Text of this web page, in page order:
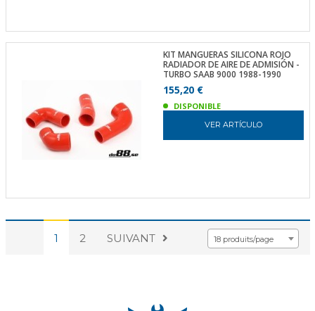
KIT MANGUERAS SILICONA ROJO
RADIADOR DE AIRE DE ADMISIÓN -
TURBO SAAB 9000 1988-1990
155,20 €
DISPONIBLE
VER ARTÍCULO
1 2 SUIVANT 18 produits/page